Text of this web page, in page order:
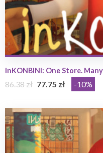
inKONBINI: One Store.
86.38 zł 77.75 zł -10%